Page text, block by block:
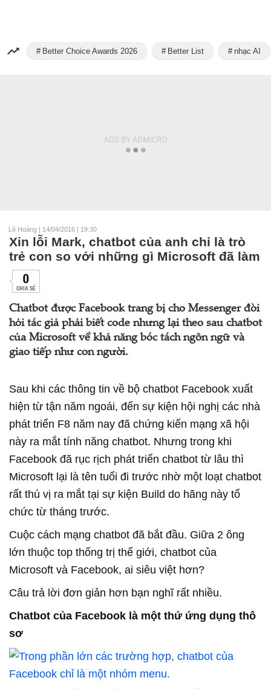
Better Choice Awards 2026 Better List nhạc AI
Lê Hoàng | 14/04/2016 | 19:30
Xin lỗi Mark, chatbot của anh chỉ là trò
trẻ con so với những gì Microsoft đã làm
0
CHIA SẺ
Chatbot được Facebook trang bị cho Messenger đòi
hỏi tác giả phải biết code nhưng lại theo sau chatbot
của Microsoft về khả năng bóc tách ngôn ngữ và
giao tiếp như con người.
Sau khi các thông tin về bộ chatbot Facebook xuất
hiện từ tận năm ngoái, đến sự kiện hội nghị các nhà
phát triển F8 năm nay đã chứng kiến mạng xã hội
này ra mắt tính năng chatbot. Nhưng trong khi
Facebook đã rục rịch phát triển chatbot từ lâu thì
Microsoft lại là tên tuổi đi trước nhờ một loạt chatbot
rất thú vị ra mắt tại sự kiện Build do hãng này tổ
chức từ tháng trước.
Cuộc cách mạng chatbot đã bắt đầu. Giữa 2 ông
lớn thuộc top thống trị thế giới, chatbot của
Microsoft và Facebook, ai siêu việt hơn?
Câu trả lời đơn giản hơn bạn nghĩ rất nhiều.
Chatbot của Facebook là một thứ ứng dụng thô
sơ